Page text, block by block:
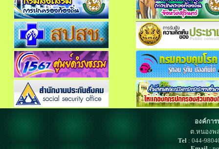
องค์กา
ต.หนองพ
Tel: 044-